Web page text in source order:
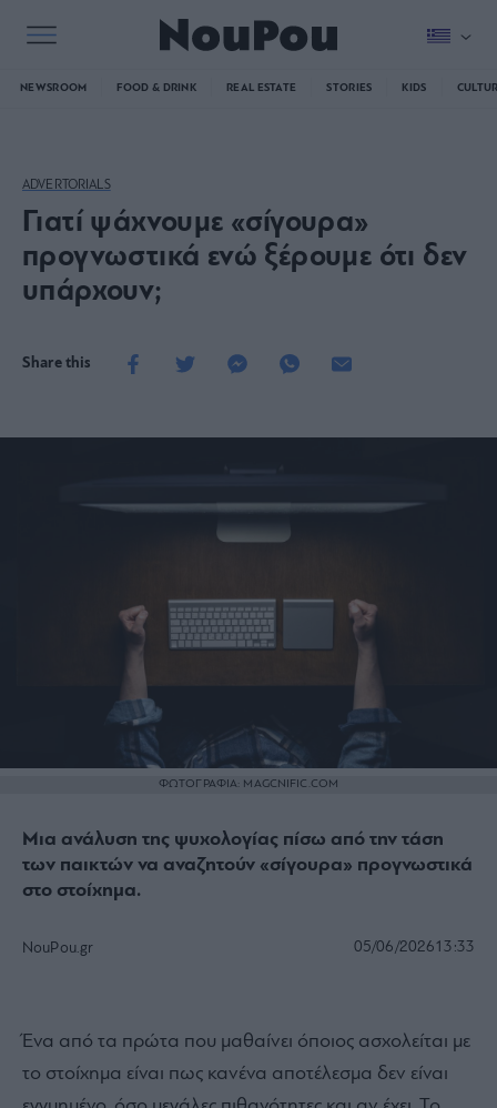
NEWSROOM FOOD & DRINK REAL ESTATE STORIES KIDS
ADVERTORIALS
Γιατί ψάχνουμε «σίγουρα»
προγνωστικά ενώ ξέρουμε ότι δεν
υπάρχουν;
Share this
ΦΩΤΟΓΡΑΦΙΑ: MAGCNIFIC.COM
Μια ανάλυση της ψυχολογίας πίσω από την τάση
των παικτών να αναζητούν «σίγουρα» προγνωστικά
στο στοίχημα.
NouPou.gr 05/06/202613:33
Ένα από τα πρώτα που μαθαίνει όποιος ασχολείται με
το στοίχημα είναι πως κανένα αποτέλεσμα δεν είναι